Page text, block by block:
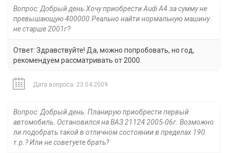
Вопрос: Добрый день.Хочу приобрести Audi А4.за сумму не
превышающую 400000.Реально найти нормальную машину
не старше 2001г?
Ответ: Здравствуйте! Да, можно попробовать, но год,
рекомендуем рассматривать от 2000.
Дата вопроса: 23.04.2009
Вопрос: Добрый день. Планирую приобрести первый
автомобиль. Остановился на ВАЗ 21124 2005-06г. Возможно
ли подобрать такой в отличном состоянии в пределах 190
т.р.? Или не советуете брать?